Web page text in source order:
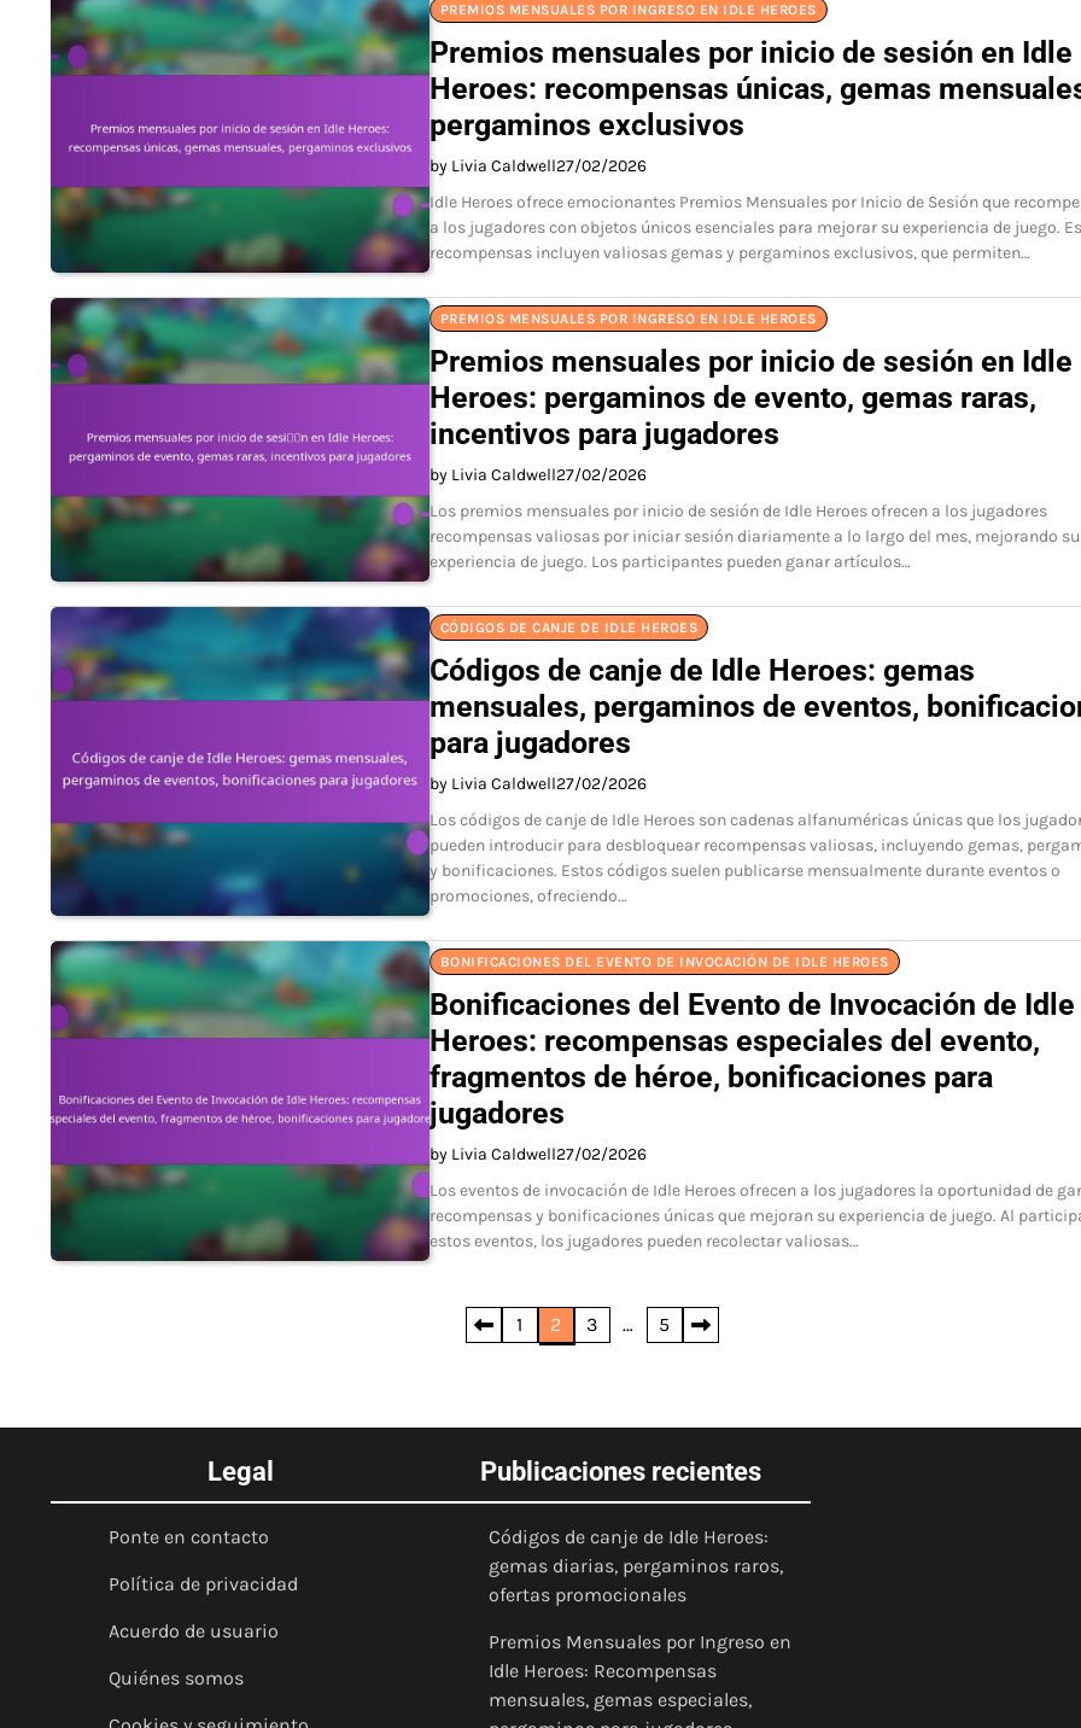
PREMIOS MENSUALES POR INGRESO EN IDLE HEROES
Premios mensuales por inicio de sesión en Idle
Heroes: recompensas únicas, gemas
pergaminos exclusivos
by Livia Caldwell27/02/2026
Idle Heroes ofrece emocionantes Premios Mensuales por Inicio de Sesión que
a los jugadores con objetos únicos esenciales para mejorar su experiencia de juego.
recompensas incluyen valiosas gemas y pergaminos exclusivos, que permiten…
PREMIOS MENSUALES POR INGRESO EN IDLE HEROES
Premios mensuales por inicio de sesión en Idle
Heroes: pergaminos de evento, gemas raras,
incentivos para jugadores
by Livia Caldwell27/02/2026
Los premios mensuales por inicio de sesión de Idle Heroes ofrecen a los jugadores
recompensas valiosas por iniciar sesión diariamente a lo largo del mes, mejorando su
experiencia de juego. Los participantes pueden ganar artículos…
CÓDIGOS DE CANJE DE IDLE HEROES
Códigos de canje de Idle Heroes: gemas
mensuales, pergaminos de eventos,
para jugadores
by Livia Caldwell27/02/2026
Los códigos de canje de Idle Heroes son cadenas alfanuméricas únicas que los
pueden introducir para desbloquear recompensas valiosas, incluyendo gemas,
y bonificaciones. Estos códigos suelen publicarse mensualmente durante eventos o
promociones, ofreciendo…
BONIFICACIONES DEL EVENTO DE INVOCACIÓN DE IDLE HEROES
Bonificaciones del Evento de Invocación de Idle
Heroes: recompensas especiales del evento,
fragmentos de héroe, bonificaciones para
jugadores
by Livia Caldwell27/02/2026
Los eventos de invocación de Idle Heroes ofrecen a los jugadores la oportunidad de
recompensas y bonificaciones únicas que mejoran su experiencia de juego. Al
estos eventos, los jugadores pueden recolectar valiosas…
1 2 3 … 5
Legal
Ponte en contacto
Política de privacidad
Acuerdo de usuario
Quiénes somos
Publicaciones recientes
Códigos de canje de Idle Heroes:
gemas diarias, pergaminos raros,
ofertas promocionales
Premios Mensuales por Ingreso en
Idle Heroes: Recompensas
mensuales, gemas especiales,